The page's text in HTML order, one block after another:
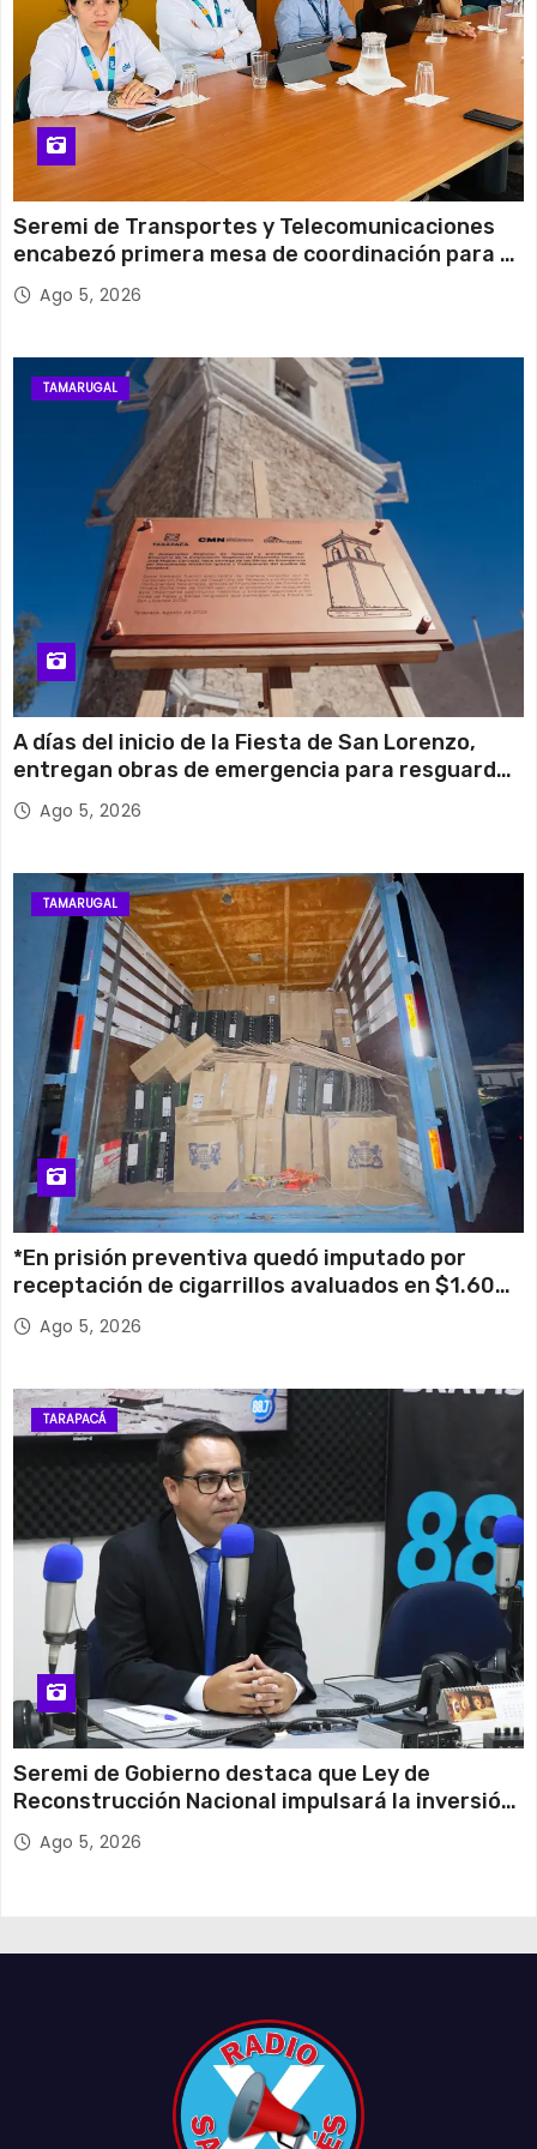
Seremi de Transportes y Telecomunicaciones
encabezó primera mesa de coordinación para el
retiro de cables en desuso en Iquique
Ago 5, 2026
TAMARUGAL
A días del inicio de la Fiesta de San Lorenzo,
entregan obras de emergencia para resguardar
su histórico campanario
Ago 5, 2026
TAMARUGAL
*En prisión preventiva quedó imputado por
receptación de cigarrillos avaluados en $1.600
millones*
Ago 5, 2026
TARAPACÁ
Seremi de Gobierno destaca que Ley de
Reconstrucción Nacional impulsará la inversión
y el empleo en Tarapacá
Ago 5, 2026